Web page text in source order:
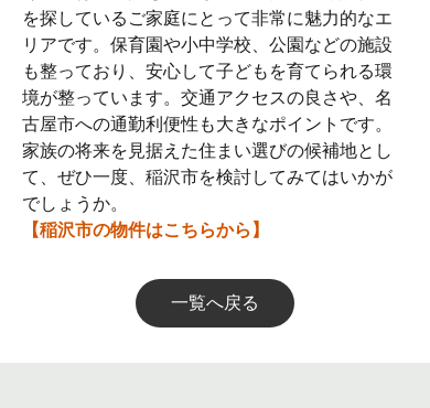
を探しているご家庭にとって非常に魅力的なエ
リアです。保育園や小中学校、公園などの施設
も整っており、安心して子どもを育てられる環
境が整っています。交通アクセスの良さや、名
古屋市への通勤利便性も大きなポイントです。
家族の将来を見据えた住まい選びの候補地とし
て、ぜひ一度、稲沢市を検討してみてはいかが
でしょうか。
【稲沢市の物件はこちらから】
一覧へ戻る